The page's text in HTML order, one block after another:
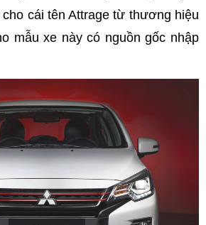
cái tên Attrage từ thương hiệu
mẫu xe này có nguồn gốc nhập